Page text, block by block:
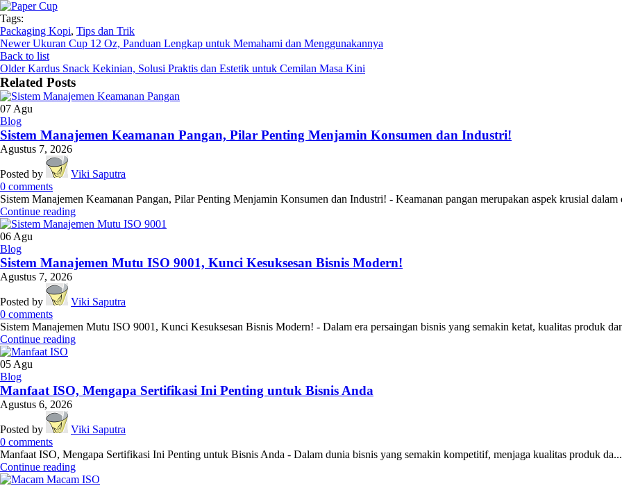
Tags:
Packaging Kopi, Tips dan Trik
Newer Ukuran Cup 12 Oz, Panduan Lengkap untuk Memahami dan Menggunakannya
Back to list
Older Kardus Snack Kekinian, Solusi Praktis dan Estetik untuk Cemilan Masa Kini
Related Posts
07 Agu
Blog
Sistem Manajemen Keamanan Pangan, Pilar Penting Menjamin Konsumen dan Industri!
Agustus 7, 2026
Posted by
Viki Saputra
0 comments
Sistem Manajemen Keamanan Pangan, Pilar Penting Menjamin Konsumen dan Industri! - Keamanan pangan merupakan aspek krusial dalam
Continue reading
06 Agu
Blog
Sistem Manajemen Mutu ISO 9001, Kunci Kesuksesan Bisnis Modern!
Agustus 7, 2026
Posted by
Viki Saputra
0 comments
Sistem Manajemen Mutu ISO 9001, Kunci Kesuksesan Bisnis Modern! - Dalam era persaingan bisnis yang semakin ketat, kualitas produk
Continue reading
05 Agu
Blog
Manfaat ISO, Mengapa Sertifikasi Ini Penting untuk Bisnis Anda
Agustus 6, 2026
Posted by
Viki Saputra
0 comments
Manfaat ISO, Mengapa Sertifikasi Ini Penting untuk Bisnis Anda - Dalam dunia bisnis yang semakin kompetitif, menjaga kualitas produk da...
Continue reading